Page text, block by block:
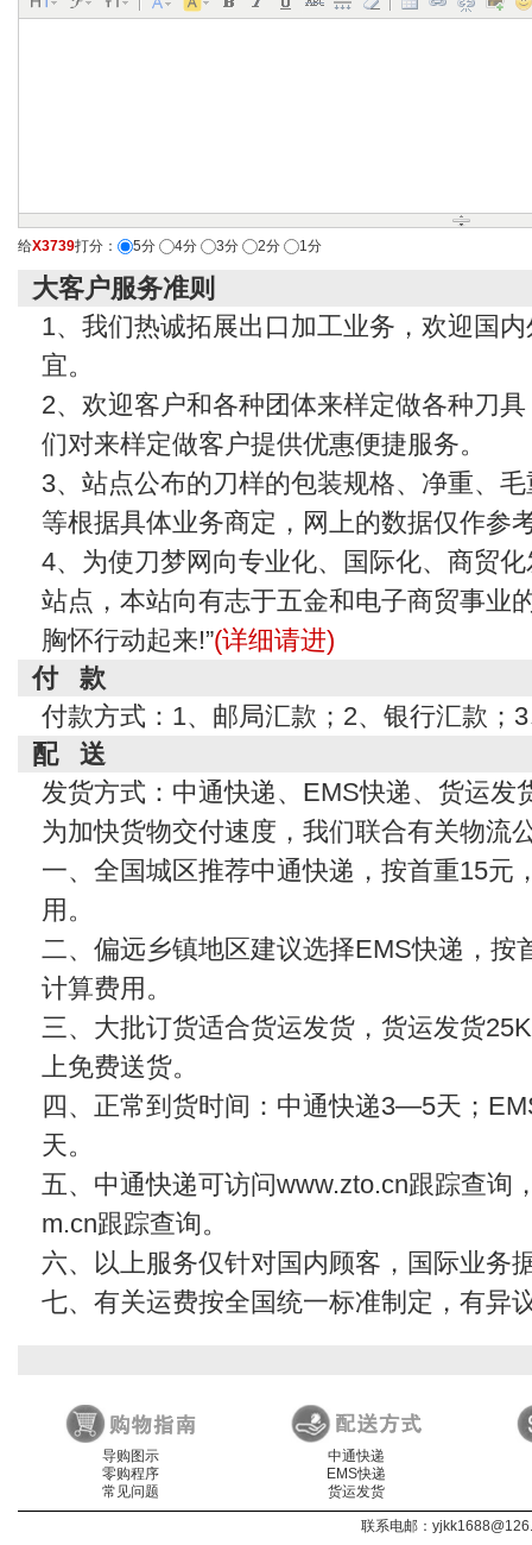
给X3739打分： 5分 4分 3分 2分 1分
大客户服务准则
1、我们热诚拓展出口加工业务，欢迎国
宜。
2、欢迎客户和各种团体来样定做各种刀
们对来样定做客户提供优惠便捷服务。
3、站点公布的刀样的包装规格、净重、
等根据具体业务商定，网上的数据仅作参
4、为使刀梦网向专业化、国际化、商贸
站点，本站向有志于五金和电子商贸事业
胸怀行动起来!”(详细请进)
付 款
付款方式：1、邮局汇款；2、银行汇款；
配 送
发货方式：中通快递、EMS快递、货运发
为加快货物交付速度，我们联合有关物流
一、全国城区推荐中通快递，按首重15元
用。
二、偏远乡镇地区建议选择EMS快递，按
计算费用。
三、大批订货适合货运发货，货运发货
上免费送货。
四、正常到货时间：中通快递3—5天；
天。
五、中通快递可访问www.zto.cn跟踪查询
m.cn跟踪查询。
六、以上服务仅针对国内顾客，国际业务
七、有关运费按全国统一标准制定，有异
导购图示
零购程序
常见问题
中通快递
EMS快递
货运发货
联系电邮：